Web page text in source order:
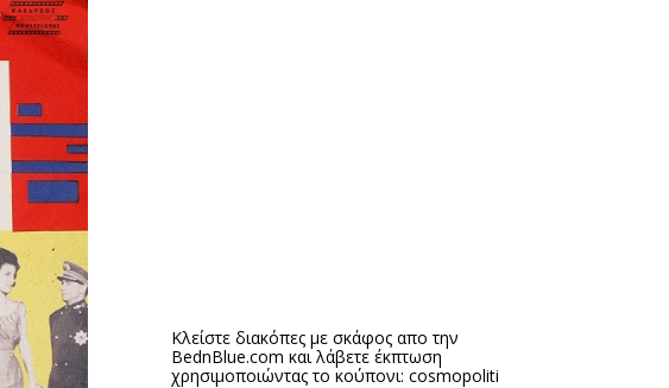
Κλείστε διακόπες με σκάφος απο την
BednBlue.com και λάβετε έκπτωση
χρησιμοποιώντας το κούπονι: cosmopoliti